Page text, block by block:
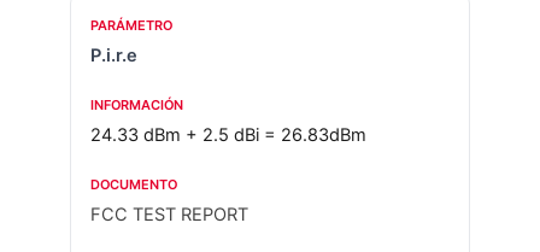
P.i.r.e
24.33 dBm + 2.5 dBi = 26.83dBm
FCC TEST REPORT